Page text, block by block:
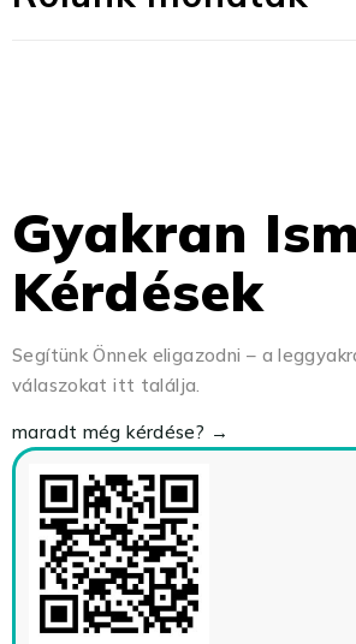
Gyakran
Kérdések
Segítünk Önnek eligazodni – a
válaszokat itt találja.
maradt még kérdése? →